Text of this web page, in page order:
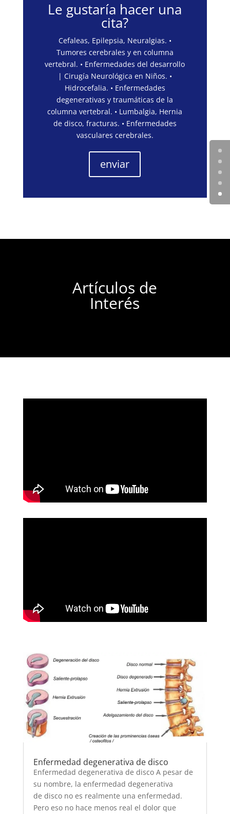
Le gustaría hacer una
cita?
Cefaleas, Epilepsia, Neuralgias. •
Tumores cerebrales y en columna
vertebral. • Enfermedades del desarrollo
| Cirugía Neurológica en Niños. •
Hidrocefalia. • Enfermedades
degenerativas y traumáticas de la
columna vertebral. • Lumbalgia, Hernia
de disco, fracturas. • Enfermedades
vasculares cerebrales.
enviar
Artículos de
Interés
Enfermedad degenerativa de disco
Enfermedad degenerativa de disco A pesar de
su nombre, la enfermedad degenerativa
de disco no es realmente una enfermedad.
Pero eso no hace menos real el dolor que